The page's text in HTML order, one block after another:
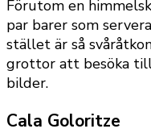
Förutom en
par barer som
stället är så
grottor att besöka
bilder.
Cala Goloritze